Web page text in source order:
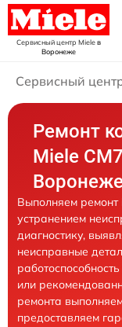
Сервисный центр Mieleв
Воронеже
Сервисный
Ремонт
Miele
Выполняем
устранением
диагностику,
неисправные
или
ремонта
предоставляем